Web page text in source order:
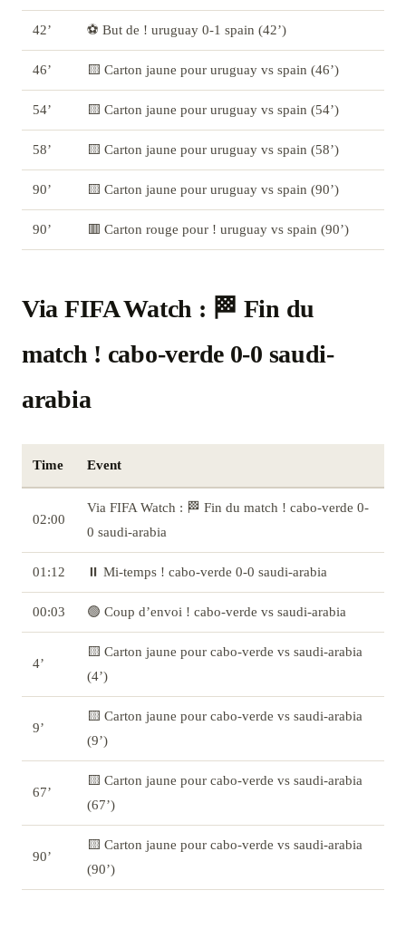
42’ ⚽ But de ! uruguay 0-1 spain (42’)
46’ 🟨 Carton jaune pour uruguay vs spain (46’)
54’ 🟨 Carton jaune pour uruguay vs spain (54’)
58’ 🟨 Carton jaune pour uruguay vs spain (58’)
90’ 🟨 Carton jaune pour uruguay vs spain (90’)
90’ 🟥 Carton rouge pour ! uruguay vs spain (90’)
Via FIFA Watch : 🏁 Fin du
match ! cabo-verde 0-0 saudi-
arabia
Time Event
02:00
Via FIFA Watch : 🏁 Fin du match ! cabo-verde 0-
0 saudi-arabia
01:12 ⏸️ Mi-temps ! cabo-verde 0-0 saudi-arabia
00:03 🟢 Coup d’envoi ! cabo-verde vs saudi-arabia
4’
🟨 Carton jaune pour cabo-verde vs saudi-arabia
(4’)
9’
🟨 Carton jaune pour cabo-verde vs saudi-arabia
(9’)
67’
🟨 Carton jaune pour cabo-verde vs saudi-arabia
(67’)
90’
🟨 Carton jaune pour cabo-verde vs saudi-arabia
(90’)